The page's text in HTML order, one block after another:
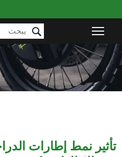

تبديل رؤية القائمة الرئيسية
تأثير نمط إطارات